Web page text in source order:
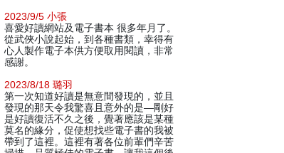
2023/9/5 小張
喜愛好讀網站及電子書本 很多年月了。
從武俠小說起始，到各種書類，幸得有
心人製作電子本供方便取用閱讀，非常
感謝。
2023/8/18 璐羽
第一次知道好讀是無意間發現的，並且
發現的那天令我驚喜且意外的是—剛好
是好讀復活不久之後，覺著應該是某種
莫名的緣分，促使想找些電子書的我被
帶到了這裡。這裡有著各位前輩們辛苦